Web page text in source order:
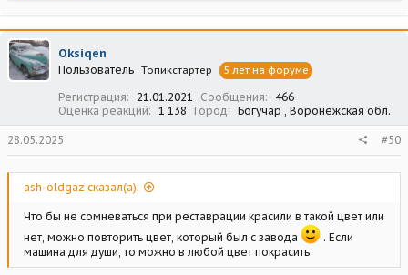
а
к
ц
и
и
Oksiqen
Пользователь Топикстартер 5 лет на форуме
Регистрация 21.01.2021 Сообщения
466
Оценка реакций
1 138 Город Богучар , Воронежская обл.
28.05.2025 #50
ash-oldgaz сказал(а):
Что бы не сомневаться при реставрации красили в такой цвет или
нет, можно повторить цвет, который был с завода
. Если
машина для души, то можно в любой цвет покрасить.